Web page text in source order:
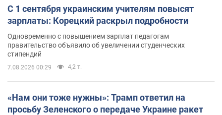
С 1 сентября украинским учителям повысят
зарплаты: Корецкий раскрыл подробности
Одновременно с повышением зарплат педагогам
правительство объявило об увеличении студенческих
стипендий
7.08.2026 00:29 4,2 т.
«Нам они тоже нужны»: Трамп ответил на
просьбу Зеленского о передаче Украине ракет